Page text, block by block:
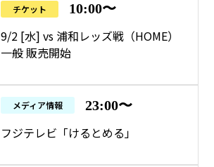
チケット 10:00〜
9/2 [水] vs 浦和レッズ戦（HOME）
一般 販売開始
メディア情報 23:00〜
フジテレビ「けるとめる」